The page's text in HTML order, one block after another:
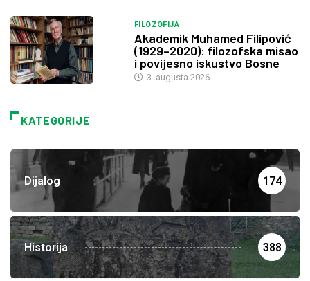
FILOZOFIJA
Akademik Muhamed Filipović
(1929–2020): filozofska misao
i povijesno iskustvo Bosne
3. augusta 2026.
KATEGORIJE
Dijalog 174
Historija 388